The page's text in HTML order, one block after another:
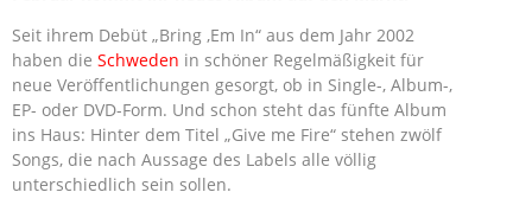
Seit ihrem Debüt „Bring ‚Em In“ aus dem Jahr 2002
haben die Schweden in schöner Regelmäßigkeit für
neue Veröffentlichungen gesorgt, ob in Single-, Album-,
EP- oder DVD-Form. Und schon steht das fünfte Album
ins Haus: Hinter dem Titel „Give me Fire“ stehen zwölf
Songs, die nach Aussage des Labels alle völlig
unterschiedlich sein sollen.